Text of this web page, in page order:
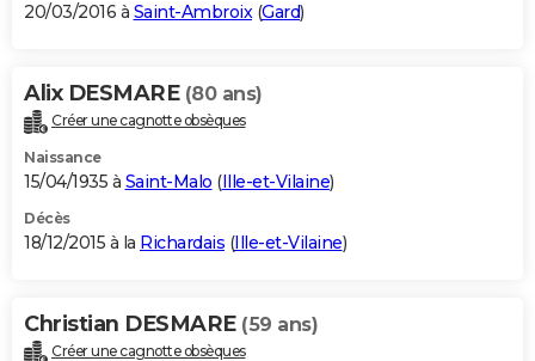
20/03/2016 à Saint-Ambroix(Gard)
Alix DESMARE (80 ans)
Créer une cagnotte obsèques
Naissance
15/04/1935 à Saint-Malo (Ille-et-Vilaine)
Décès
18/12/2015 à la Richardais (Ille-et-Vilaine)
Christian DESMARE (59 ans)
Créer une cagnotte obsèques